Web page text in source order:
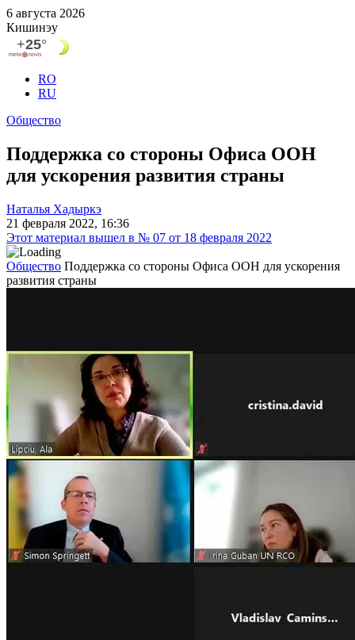
6 августа 2026
Кишинэу
RO
RU
Общество
Поддержка со стороны Офиса ООН
для ускорения развития страны
Наталья Хадыркэ
21 февраля 2022, 16:36
Этот материал вышел в № 07 от 18 февраля 2022
Общество Поддержка со стороны Офиса ООН для ускорения
развития страны